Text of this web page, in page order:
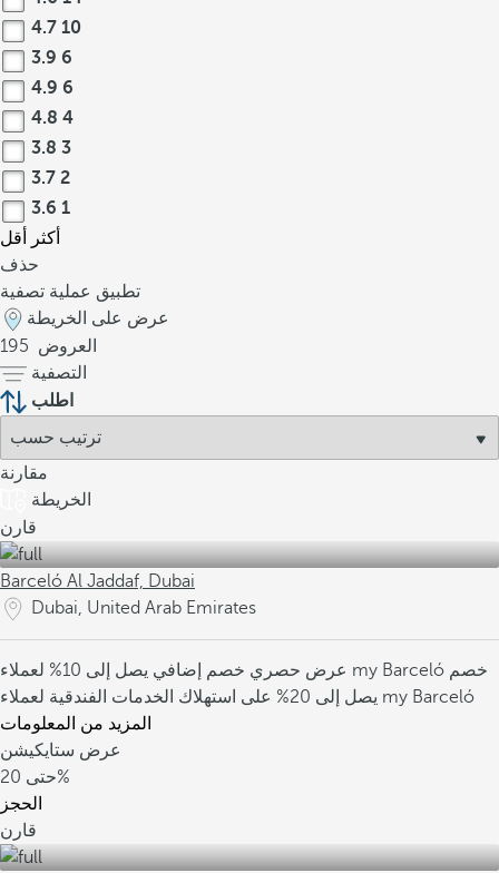
4.7 10
3.9 6
4.9 6
4.8 4
3.8 3
3.7 2
3.6 1
أكثر
أقل
حذف
تطبيق عملية تصفية
عرض على الخريطة
195 العروض
التصفية
اطلب
مقارنة
الخريطة
قارن
Barceló Al Jaddaf, Dubai
Dubai, United Arab Emirates
عرض حصري خصم إضافي يصل إلى 10% لعملاء my Barceló خصم
يصل إلى 20% على استهلاك الخدمات الفندقية لعملاء my Barceló
المزيد من المعلومات
عرض ستايكيشن
حتى20%
الحجز
قارن